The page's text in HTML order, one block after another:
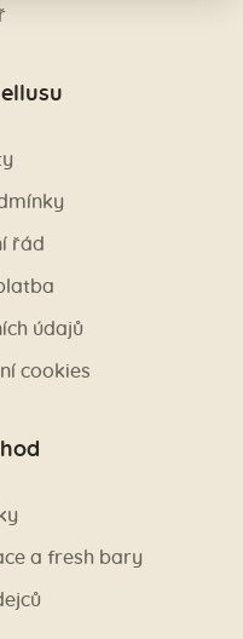
řád
údajů
cookies
a fresh bary